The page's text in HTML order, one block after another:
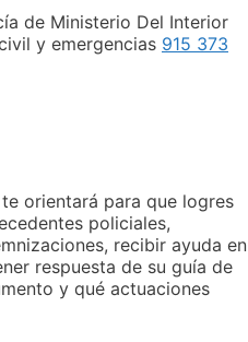
de Ministerio Del Interior
y emergencias 915 373
orientará para que logres
policiales,
recibir ayuda en
respuesta de su guía de
y qué actuaciones